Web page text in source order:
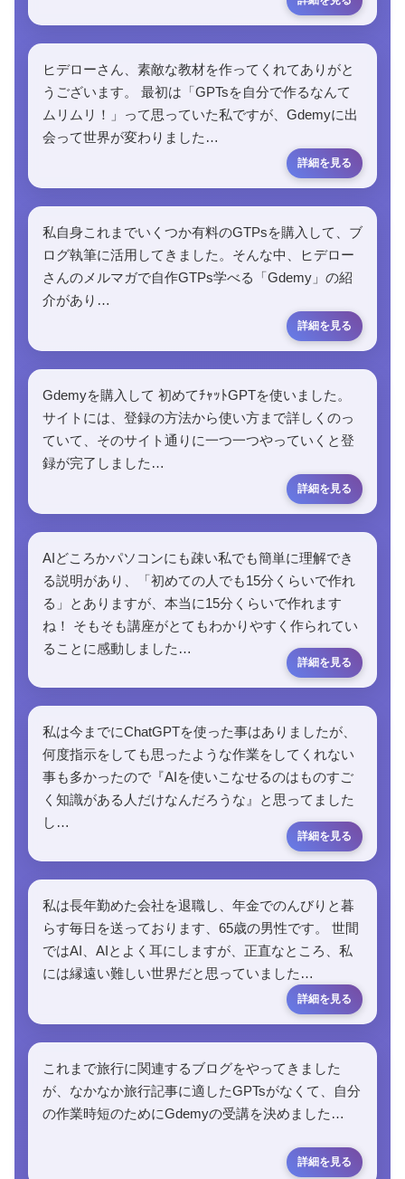
ヒデローさん、素敵な教材を作ってくれてありがと
うございます。 最初は「GPTsを自分で作るなんて
ムリムリ！」って思っていた私ですが、Gdemyに出
会って世界が変わりました…
私自身これまでいくつか有料のGTPsを購入して、ブ
ログ執筆に活用してきました。そんな中、ヒデロー
さんのメルマガで自作GTPs学べる「Gdemy」の紹
介があり…
Gdemyを購入して 初めてﾁｬｯﾄGPTを使いました。
サイトには、登録の方法から使い方まで詳しくのっ
ていて、そのサイト通りに一つ一つやっていくと登
録が完了しました…
AIどころかパソコンにも疎い私でも簡単に理解でき
る説明があり、「初めての人でも15分くらいで作れ
る」とありますが、本当に15分くらいで作れます
ね！ そもそも講座がとてもわかりやすく作られてい
ることに感動しました…
私は今までにChatGPTを使った事はありましたが、
何度指示をしても思ったような作業をしてくれない
事も多かったので『AIを使いこなせるのはものすご
く知識がある人だけなんだろうな』と思ってました
し…
私は長年勤めた会社を退職し、年金でのんびりと暮
らす毎日を送っております、65歳の男性です。 世間
ではAI、AIとよく耳にしますが、正直なところ、私
には縁遠い難しい世界だと思っていました…
これまで旅行に関連するブログをやってきました
が、なかなか旅行記事に適したGPTsがなくて、自分
の作業時短のためにGdemyの受講を決めました…